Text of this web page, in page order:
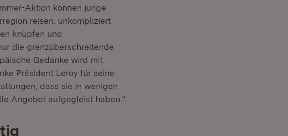
Aktion können junge
reisen: unkompliziert
knüpfen und
die grenzüberschreitende
Gedanke wird mit
Präsident Leroy für seine
dass sie in wenigen
Angebot aufgegleist haben.“